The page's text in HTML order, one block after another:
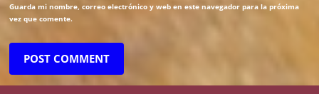
Guarda mi nombre, correo electrónico y web en este navegador para la próxima
vez que comente.